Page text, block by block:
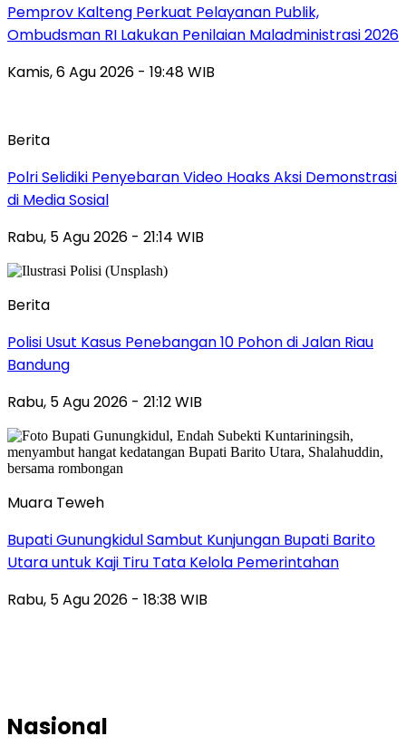
Pemprov Kalteng Perkuat Pelayanan Publik,
Ombudsman RI Lakukan Penilaian Maladministrasi 2026
Kamis, 6 Agu 2026 - 19:48 WIB
Berita
Polri Selidiki Penyebaran Video Hoaks Aksi Demonstrasi
di Media Sosial
Rabu, 5 Agu 2026 - 21:14 WIB
Berita
Polisi Usut Kasus Penebangan 10 Pohon di Jalan Riau
Bandung
Rabu, 5 Agu 2026 - 21:12 WIB
Muara Teweh
Bupati Gunungkidul Sambut Kunjungan Bupati Barito
Utara untuk Kaji Tiru Tata Kelola Pemerintahan
Rabu, 5 Agu 2026 - 18:38 WIB
Nasional